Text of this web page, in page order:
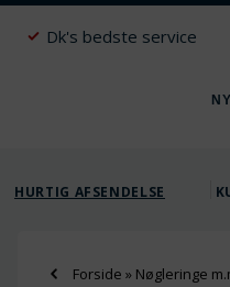
Dk's bedste
HURTIG AFSENDELSE
Forside » Nøgleringe